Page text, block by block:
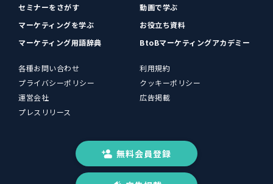
セミナーをさがす
動画で学ぶ
マーケティングを学ぶ
お役立ち資料
マーケティング用語辞典
BtoBマーケティングアカデミー
各種お問い合わせ
利用規約
プライバシーポリシー
クッキーポリシー
運営会社
広告掲載
プレスリリース
無料会員登録